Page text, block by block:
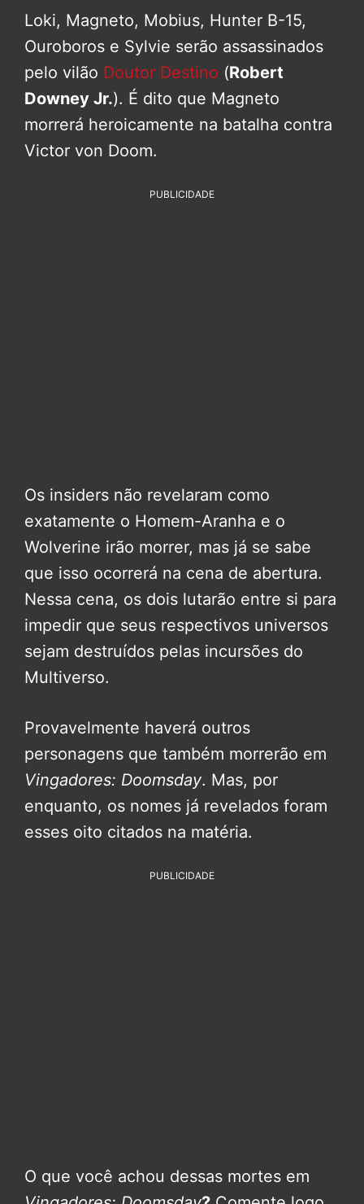
Loki, Magneto, Mobius, Hunter B-15,
Ouroboros e Sylvie serão assassinados
pelo vilão Doutor Destino (Robert
Downey Jr.). É dito que Magneto
morrerá heroicamente na batalha contra
Victor von Doom.
PUBLICIDADE
Os insiders não revelaram como
exatamente o Homem-Aranha e o
Wolverine irão morrer, mas já se sabe
que isso ocorrerá na cena de abertura.
Nessa cena, os dois lutarão entre si para
impedir que seus respectivos universos
sejam destruídos pelas incursões do
Multiverso.
Provavelmente haverá outros
personagens que também morrerão em
Vingadores: Doomsday. Mas, por
enquanto, os nomes já revelados foram
esses oito citados na matéria.
PUBLICIDADE
O que você achou dessas mortes em